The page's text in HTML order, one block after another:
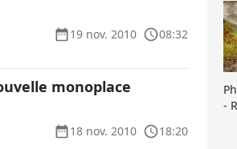
19 nov. 2010
08:32
monoplace
18 nov. 2010
18:20
-